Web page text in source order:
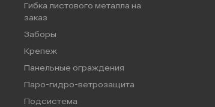
Гибка листового металла на
заказ
Заборы
Крепеж
Панельные ограждения
Паро-гидро-ветрозащита
Подсистема